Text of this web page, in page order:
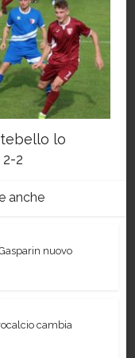
lo
2
anche
nuovo
cambia